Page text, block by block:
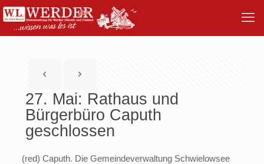
27. Mai: Rathaus und
Bürgerbüro Caputh
geschlossen
(red) Caputh. Die Gemeindeverwaltung Schwielowsee